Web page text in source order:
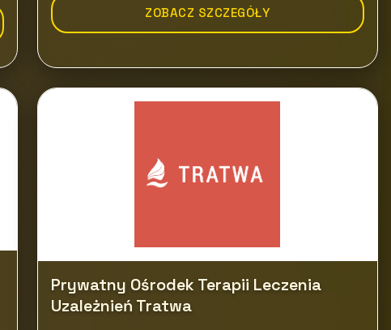
ZOBACZ SZCZEGÓŁY
Prywatny Ośrodek Terapii Leczenia
Uzależnień Tratwa